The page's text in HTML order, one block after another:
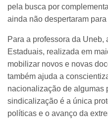
pela busca por
ainda não despertaram
Para a professora da Uneb,
Estaduais, realizada em
mobilizar novos e novas
também ajuda a
nacionalização de algumas
sindicalização é a única
políticas e o avanço da